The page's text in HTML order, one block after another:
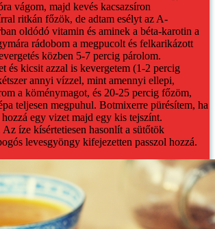
vágom, majd kevés kacsazsíron
ritkán főzök, de adtam esélyt az A-
oldódó vitamin és aminek a béta-karotin a
rádobom a megpucolt és felkarikázott
közben 5-7 percig párolom.
és kicsit azzal is kevergetem (1-2 percig
annyi vízzel, mint amennyi ellepi,
a köménymagot, és 20-25 percig főzöm,
teljesen megpuhul. Botmixerre pürésítem, ha
egy vizet majd egy kis tejszínt.
íze kísértetiesen hasonlít a sütőtök
levesgyöngy kifejezetten passzol hozzá.